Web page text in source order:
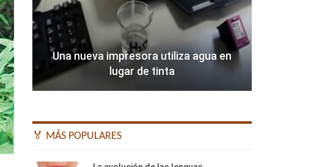
Una nueva impresora utiliza agua en
lugar de tinta
🏅 MÁS POPULARES